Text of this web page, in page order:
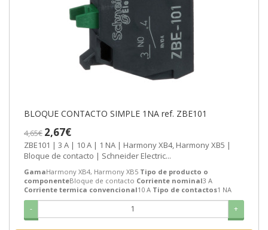
BLOQUE CONTACTO SIMPLE 1NA ref. ZBE101
4,65€ 2,67€
ZBE101 | 3 A | 10 A | 1 NA | Harmony XB4, Harmony XB5 |
Bloque de contacto | Schneider Electric...
GamaHarmony XB4, Harmony XB5 Tipo de producto o
componenteBloque de contacto Corriente nominal3 A
Corriente termica convencional10 A Tipo de contactos1 NA
- +